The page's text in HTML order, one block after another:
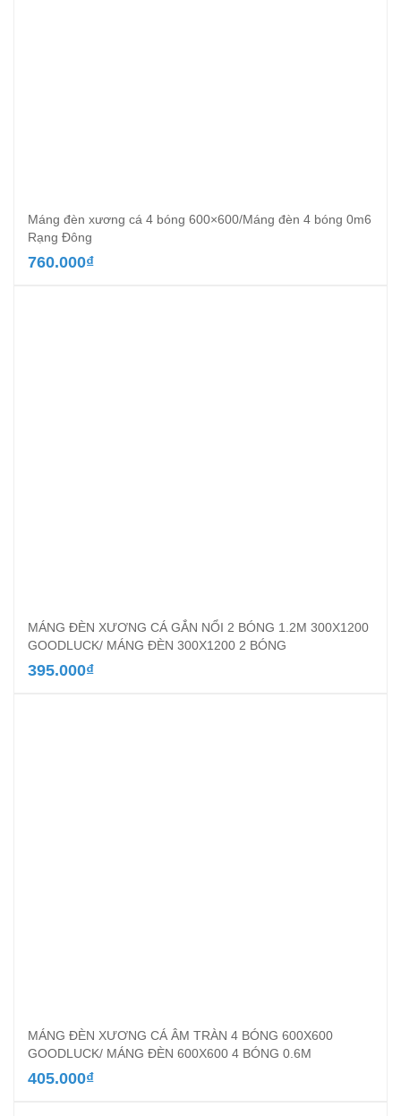
Máng đèn xương cá 4 bóng 600×600/Máng đèn 4 bóng 0m6
Rạng Đông
760.000₫
MÁNG ĐÈN XƯƠNG CÁ GẮN NỔI 2 BÓNG 1.2M 300X1200
GOODLUCK/ MÁNG ĐÈN 300X1200 2 BÓNG
395.000₫
MÁNG ĐÈN XƯƠNG CÁ ÂM TRÀN 4 BÓNG 600X600
GOODLUCK/ MÁNG ĐÈN 600X600 4 BÓNG 0.6M
405.000₫